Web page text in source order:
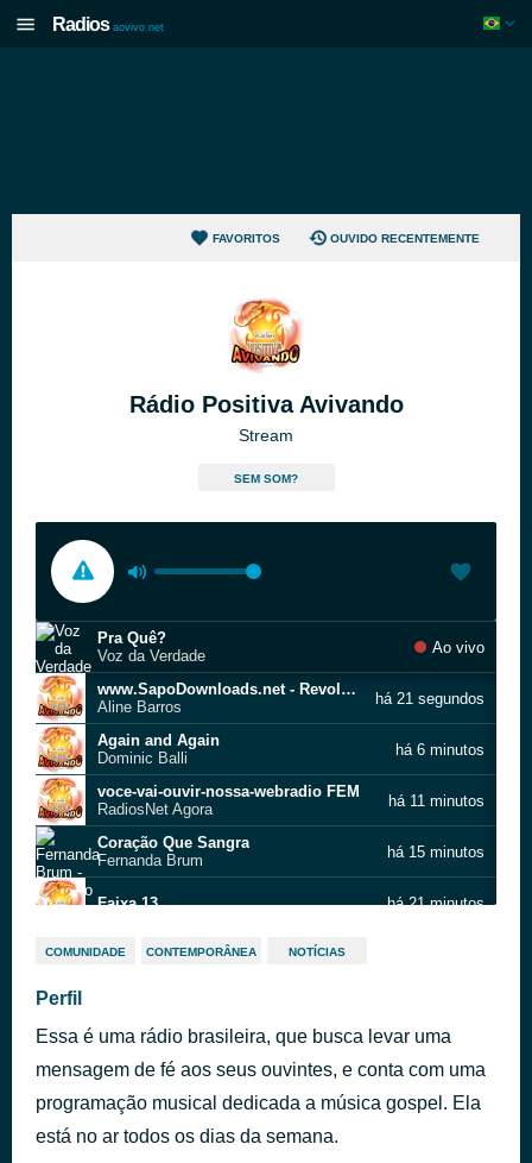
Radios aovivo.net
FAVORITOS OUVIDO RECENTEMENTE
Rádio Positiva Avivando
Stream
SEM SOM?
Pra Quê?
Voz da Verdade
Ao vivo
www.SapoDownloads.net - Revolução
Aline Barros
há 21 segundos
Again and Again
Dominic Balli
há 6 minutos
voce-vai-ouvir-nossa-webradio FEM
RadiosNet Agora
há 11 minutos
Coração Que Sangra
Fernanda Brum
há 15 minutos
Faixa 13 há 21 minutos
Quão Grande és Tu
O Sonho Não Acabou
Gisele Nascimento
O Cheiro da Vitória
há 43 minutos
COMUNIDADE CONTEMPORÂNEA NOTÍCIAS
Perfil
Essa é uma rádio brasileira, que busca levar uma
mensagem de fé aos seus ouvintes, e conta com uma
programação musical dedicada a música gospel. Ela
está no ar todos os dias da semana.